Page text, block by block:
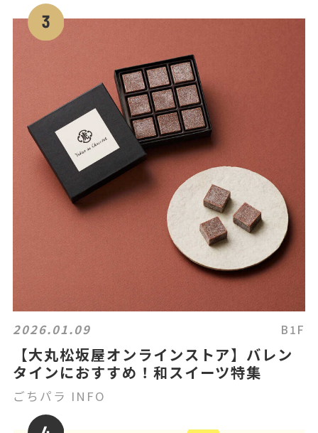
2026.01.09 B1F
【大丸松坂屋オンラインストア】バレン
タインにおすすめ！和スイーツ特集
ごちパラ INFO